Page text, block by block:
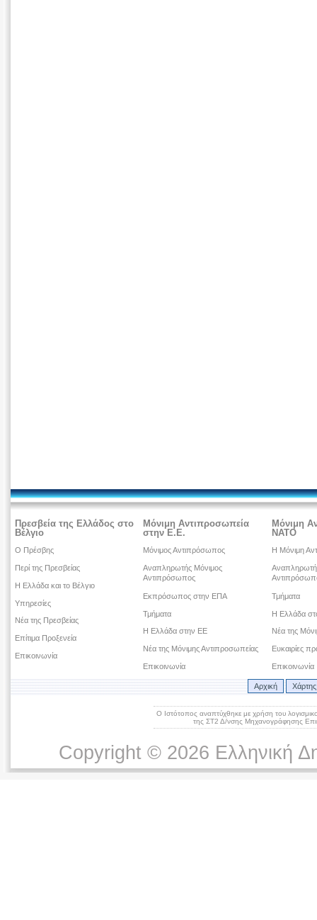
Πρεσβεία της Ελλάδος στο
Βέλγιο
Ο Πρέσβης
Περί της Πρεσβείας
Η Ελλάδα και το Βέλγιο
Υπηρεσίες
Νέα της Πρεσβείας
Επίτιμα Προξενεία
Επικοινωνία
Μόνιμη Αντιπροσωπεία
στην Ε.Ε.
Μόνιμος Αντιπρόσωπος
Αναπληρωτής Μόνιμος
Αντιπρόσωπος
Εκπρόσωπος στην ΕΠΑ
Τμήματα
Η Ελλάδα στην ΕΕ
Νέα της Μόνιμης Αντιπροσωπείας
Επικοινωνία
Μόνιμη
ΝΑΤΟ
Η Μόνιμη
Τμήματα
Η Ελλάδα
Νέα της
Ευκαιρίες
Επικοινωνία
Αρχική
Ο Ιστότοπος αναπτύχθηκε με χρήση του
της ΣΤ2 Δ/νσης Μηχανογράφησης
Copyright © 2026 Ελληνική